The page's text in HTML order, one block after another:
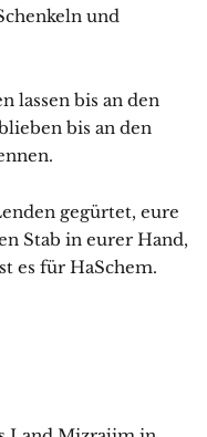
und
lassen bis an den
bis an den
gegürtet, eure
Stab in eurer Hand,
es für HaSchem.